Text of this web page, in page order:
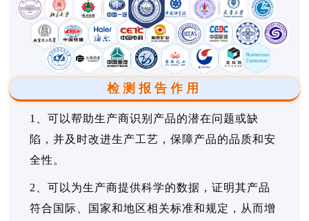
检测报告作用
1、可以帮助生产商识别产品的潜在问题或缺
陷，并及时改进生产工艺，保障产品的品质和安
全性。
2、可以为生产商提供科学的数据，证明其产品
符合国际、国家和地区相关标准和规定，从而增